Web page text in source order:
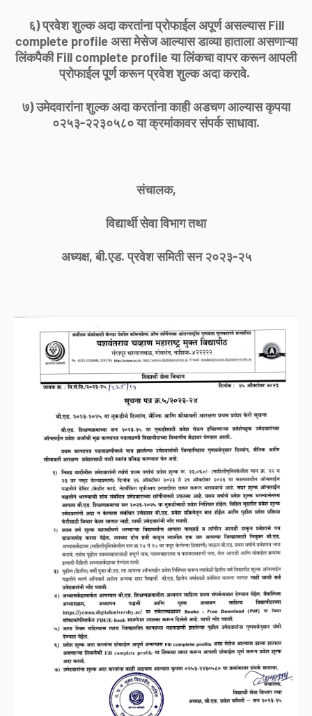
६) प्रवेश शुल्क अदा करतांना प्रोफाईल अपूर्ण असल्यास Fill
complete profile असा मेसेज आल्यास डाव्या हाताला असणाऱ्या
लिंकपैकी Fill complete profile या लिंकचा वापर करून आपली
प्रोफाईल पूर्ण करून प्रवेश शुल्क अदा करावे.
७) उमेदवारांना शुल्क अदा करतांना काही अडचण आल्यास कृपया
०२५३-२२३०५८० या क्रमांकावर संपर्क साधावा.
संचालक,
विद्यार्थी सेवा विभाग तथा
अध्यक्ष, बी.एड. प्रवेश समिती सन २०२३-२५